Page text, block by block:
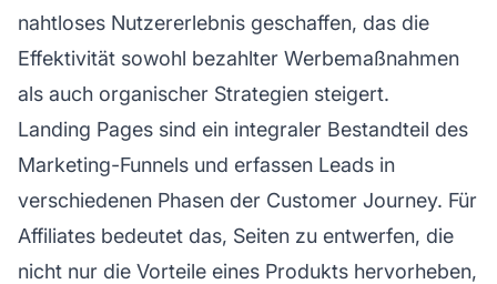
nahtloses Nutzererlebnis geschaffen, das die
Effektivität sowohl bezahlter Werbemaßnahmen
als auch organischer Strategien steigert.
Landing Pages sind ein integraler Bestandteil des
Marketing-Funnels und erfassen Leads in
verschiedenen Phasen der Customer Journey. Für
Affiliates bedeutet das, Seiten zu entwerfen, die
nicht nur die Vorteile eines Produkts hervorheben,